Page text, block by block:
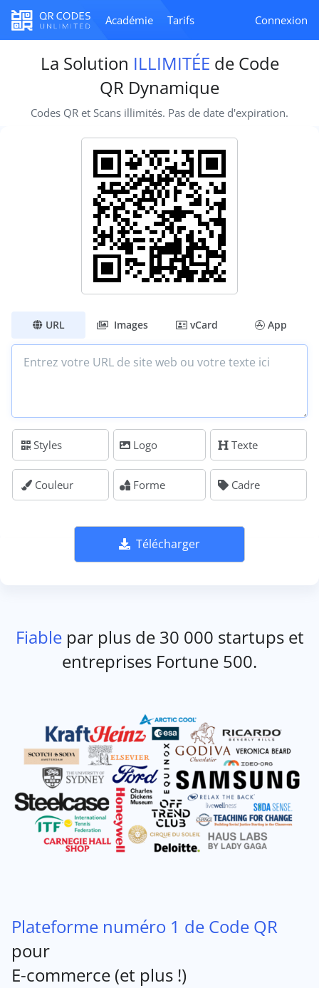
Académie Tarifs Connexion
La Solution ILLIMITÉE de Code
QR Dynamique
Codes QR et Scans illimités. Pas de date d'expiration.
URL Images vCard App
Styles Logo Texte
Couleur Forme Cadre
Télécharger
Fiablepar plus de 30 000 startups et
entreprises Fortune 500.
Plateforme numéro 1 de Code QR
pour
E-commerce (et plus !)